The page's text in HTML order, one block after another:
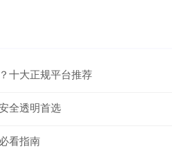
十大正规平台推荐
全透明首选
看指南